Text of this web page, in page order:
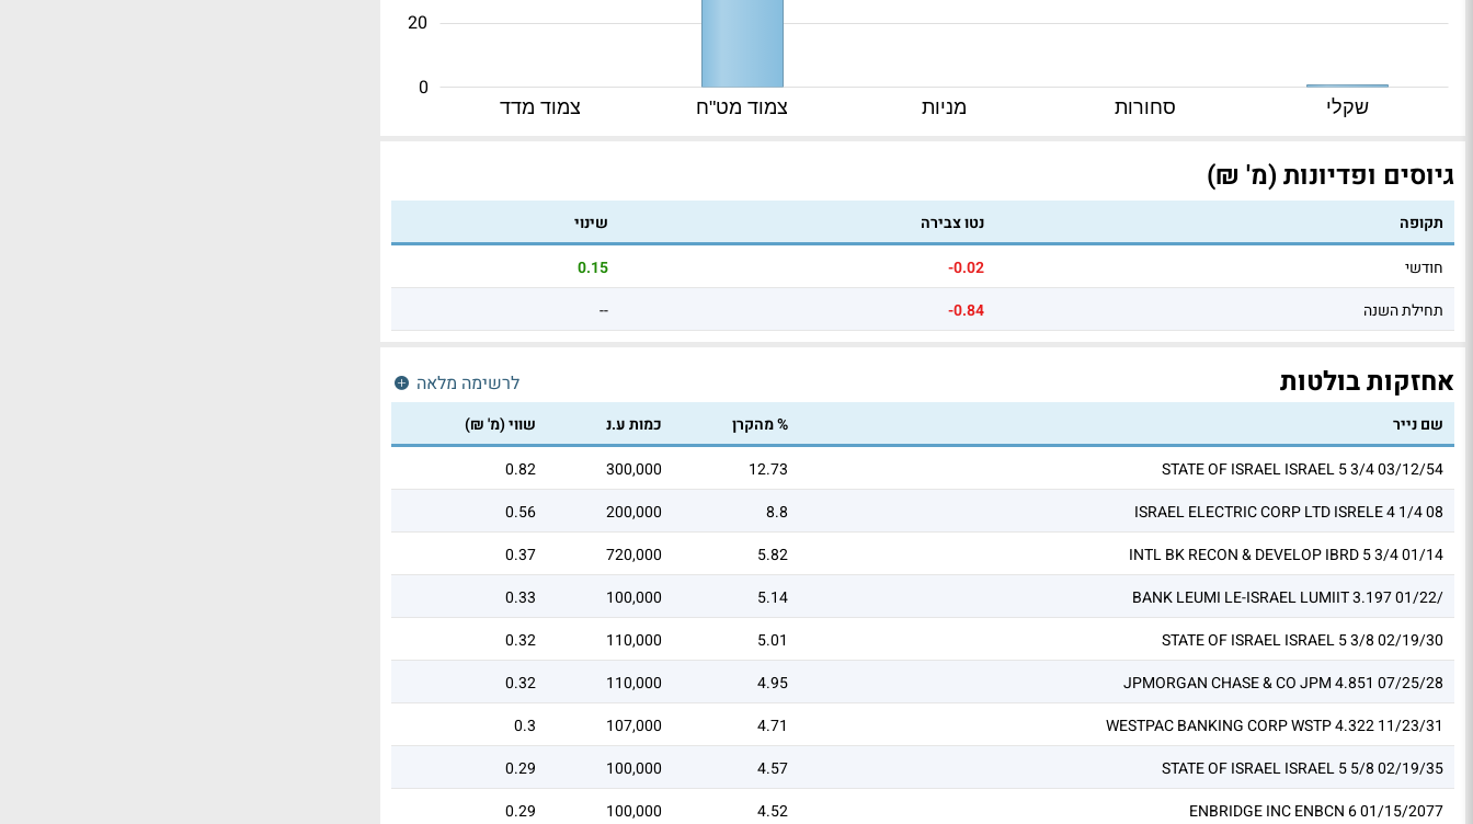
צמוד מדד צמוד מט"ח מניות סחורות שקלי
0
20
גיוסים ופדיונות (מ' ₪)
תקופה נטו צבירה
שינוי
חודשי
-0.02
0.15
תחילת השנה
-0.84
--
אחזקות בולטות לרשימה מלאה
שם נייר % מהקרן כמות ע.נ
שווי (מ' ₪)
STATE OF ISRAEL ISRAEL 5 3/4 03/12/54
12.73
300,000
0.82
ISRAEL ELECTRIC CORP LTD ISRELE 4 1/4 08
8.8
200,000
0.56
INTL BK RECON & DEVELOP IBRD 5 3/4 01/14
5.82
720,000
0.37
BANK LEUMI LE-ISRAEL LUMIIT 3.197 01/22/
5.14
100,000
0.33
STATE OF ISRAEL ISRAEL 5 3/8 02/19/30
5.01
110,000
0.32
JPMORGAN CHASE & CO JPM 4.851 07/25/28
4.95
110,000
0.32
WESTPAC BANKING CORP WSTP 4.322 11/23/31
4.71
107,000
0.3
STATE OF ISRAEL ISRAEL 5 5/8 02/19/35
4.57
100,000
0.29
ENBRIDGE INC ENBCN 6 01/15/2077
4.52
100,000
0.29